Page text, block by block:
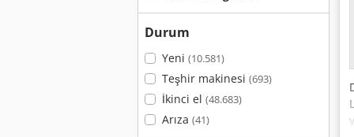
Durum
Yeni (10.581)
Teşhir makinesi (693)
İkinci el (48.683)
Arıza (41)